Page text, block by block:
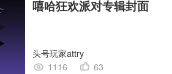
嘻哈狂欢派对专辑封面
头号玩家attry
1116
63